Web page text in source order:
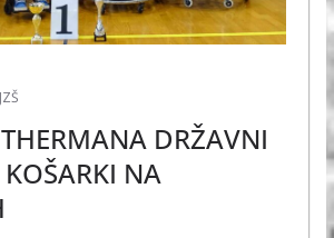
THERMANA DRŽAVNI
NA